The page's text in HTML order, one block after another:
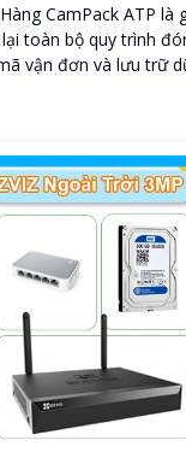
CamPack ATP là
toàn bộ quy trình
vận đơn và lưu trữ